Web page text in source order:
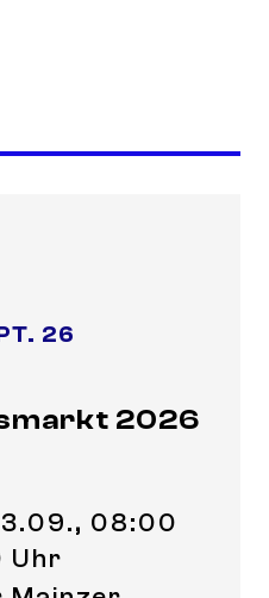
26
2026
08:00
Uhr